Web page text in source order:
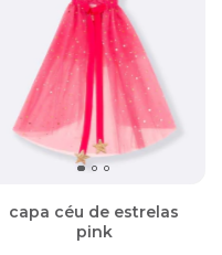
capa céu de estrelas
pink